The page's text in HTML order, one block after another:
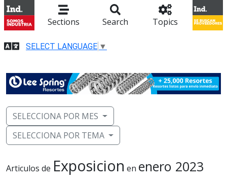
Sections Search Topics
SELECT LANGUAGE ▼
SELECCIONA POR MES
SELECCIONA POR TEMA
Articulos de Exposicion en enero 2023